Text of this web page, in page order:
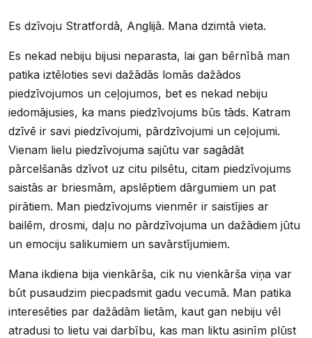
Es dzīvoju Stratfordā, Anglijā. Mana dzimtā vieta.
Es nekad nebiju bijusi neparasta, lai gan bērnībā man
patika iztēloties sevi dažādās lomās dažādos
piedzīvojumos un ceļojumos, bet es nekad nebiju
iedomājusies, ka mans piedzīvojums būs tāds. Katram
dzīvē ir savi piedzīvojumi, pārdzīvojumi un ceļojumi.
Vienam lielu piedzīvojuma sajūtu var sagādāt
pārcelšanās dzīvot uz citu pilsētu, citam piedzīvojums
saistās ar briesmām, apslēptiem dārgumiem un pat
pirātiem. Man piedzīvojums vienmēr ir saistījies ar
bailēm, drosmi, daļu no pārdzīvojuma un dažādiem jūtu
un emociju salikumiem un savārstījumiem.
Mana ikdiena bija vienkārša, cik nu vienkārša viņa var
būt pusaudzim piecpadsmit gadu vecumā. Man patika
interesēties par dažādām lietām, kaut gan nebiju vēl
atradusi to lietu vai darbību, kas man liktu asinīm plūst